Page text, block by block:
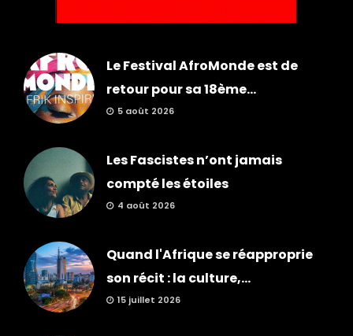
Le Festival AfroMonde est de
retour pour sa 18ème...
5 août 2026
Les Fascistes n’ont jamais
compté les étoiles
4 août 2026
Quand l'Afrique se réapproprie
son récit : la culture,...
15 juillet 2026